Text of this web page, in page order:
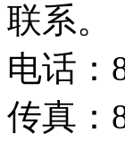
联系。
电话：
传真：